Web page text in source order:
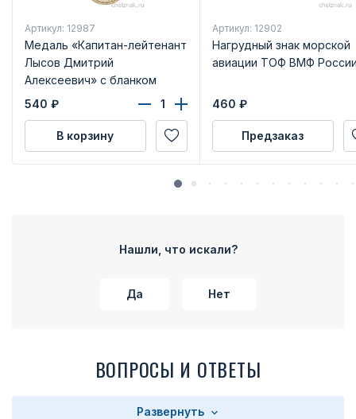
Артикул: 12987
Медаль «Капитан-лейтенант
Лысов Дмитрий
Алексеевич» с бланком
удостоверения
540 ₽
В корзину
Артикул: 12902
Нагрудный знак морской
авиации ТОФ ВМФ
460 ₽
Предзаказ
Нашли, что искали?
Да Нет
ВОПРОСЫ И ОТВЕТЫ
Развернуть